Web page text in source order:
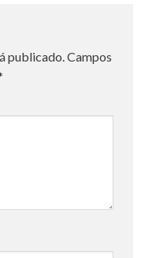
publicado.Campos